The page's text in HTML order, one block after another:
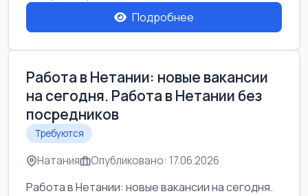
Подробнее
Работа в Нетании: новые вакансии
на сегодня. Работа в Нетании без
посредников
Требуются
Натания Опубликовано: 17.06.2026
Работа в Нетании: новые вакансии на сегодня.